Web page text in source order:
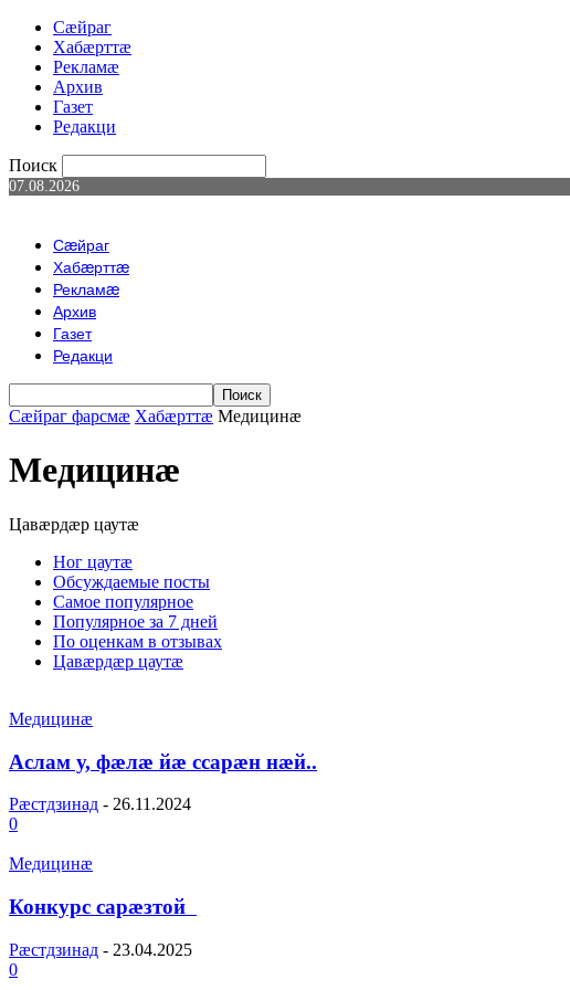
Сæйраг
Хабæрттæ
Рекламæ
Архив
Газет
Редакци
Поиск
07.08.2026
Сæйраг
Хабæрттæ
Рекламæ
Архив
Газет
Редакци
Сæйраг фарсмæ Хабæрттæ Медицинæ
Медицинæ
Цавæрдæр цаутæ
Ног цаутæ
Обсуждаемые посты
Самое популярное
Популярное за 7 дней
По оценкам в отзывах
Цавæрдæр цаутæ
Медицинæ
Аслам у, фæлæ йæ ссарæн нæй..
Рæстдзинад - 26.11.2024
0
Медицинæ
Конкурс сарæзтой
Рæстдзинад - 23.04.2025
0